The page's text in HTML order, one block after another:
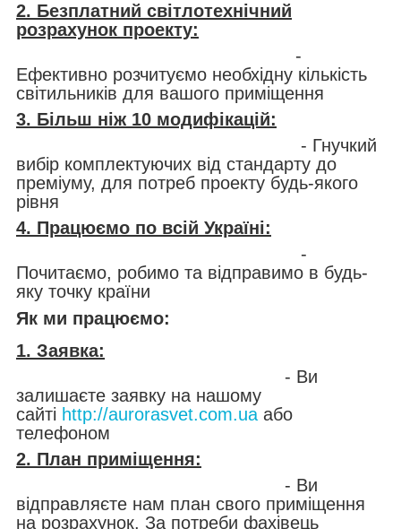
2. Безплатний світлотехнічний
розрахунок проекту:
-
Ефективно розчитуємо необхідну кількість
світильників для вашого приміщення
3. Більш ніж 10 модифікацій:
- Гнучкий
вибір комплектуючих від стандарту до
преміуму, для потреб проекту будь-якого
рівня
4. Працюємо по всій Україні:
-
Почитаємо, робимо та відправимо в будь-
яку точку країни
Як ми працюємо:
1. Заявка:
- Ви
залишаєте заявку на нашому
сайті http://aurorasvet.com.ua або
телефоном
2. План приміщення:
- Ви
відправляєте нам план свого приміщення
на розрахунок. За потреби фахівець